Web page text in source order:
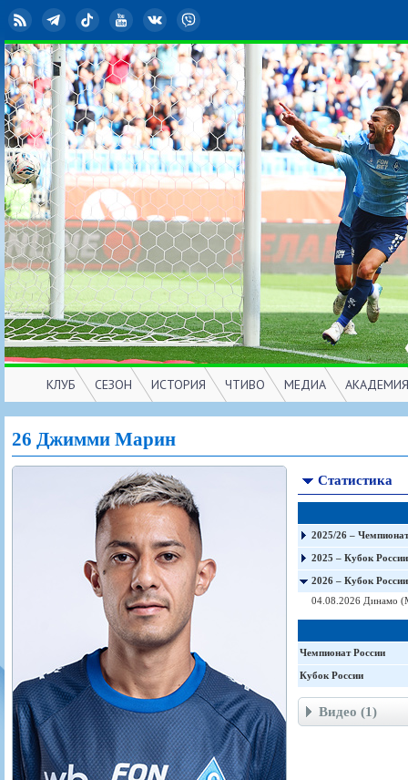
RSS TelegramTikTok YouTubeВКонтакте
КЛУБ
Игроки
Тренерско-административный состав
Руководство
Фонд поддержки
Контакты
Солидарность Самара Арена
Закупки
Вакансии
Документы
СЕЗОН
РПЛ
Календарь
Таблица
Шахматка
Статистика состава
Баланс матчей
FONBET Кубок России
Матчи
Молодежная команда
Календарь
Таблица
Шахматка
Статистика состава
Крылья Советов-2
Календарь
Таблица
ИСТОРИЯ
Чемпионат СССР
Кубок СССР
Чемпионат России
Кубок России
Лига Европы УЕФА
Кубок Интертото УЕФА
Молодежное первенство
Кубок Премьер-лиги
Кубок ФНЛ
Игроки
Ветераны
Стадион "Металлург"
ЧТИВО
Пресса
МЕДИА
Фото
Трансляции матчей
Прочее
АКАДЕМИЯ
26 Джимми Марин
Статистика
2025/26 –
2025 – Кубок России
2026 – Кубок России
04.08.2026 Динамо
Чемпионат России
Кубок России
Видео (1)